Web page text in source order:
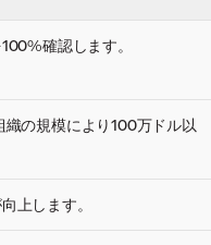
確認します。
の規模により100万ドル以
上します。